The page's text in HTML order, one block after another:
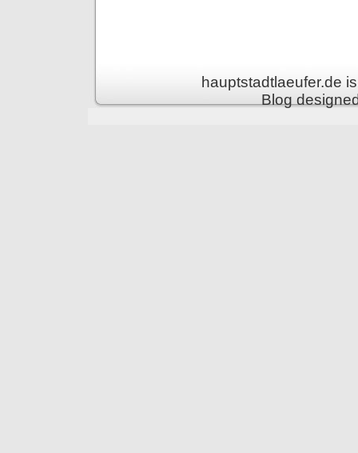
hauptstadtlaeufer.de
Blog